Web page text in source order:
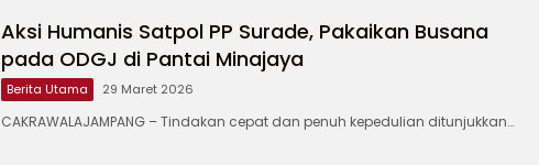
Aksi Humanis Satpol PP Surade, Pakaikan Busana
pada ODGJ di Pantai Minajaya
Berita Utama 29 Maret 2026
CAKRAWALAJAMPANG – Tindakan cepat dan penuh kepedulian ditunjukkan…